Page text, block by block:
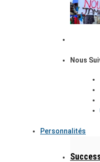
Nous
Personnalités